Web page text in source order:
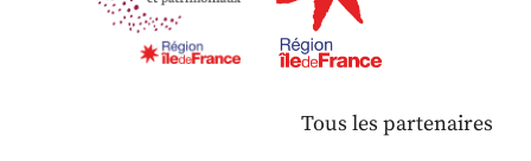
Tous les partenaires